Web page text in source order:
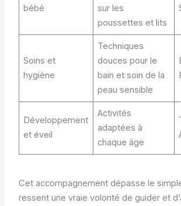
bébé
sur les
poussettes et lits
Soins et
hygiène
Techniques
douces pour le
bain et soin de la
peau sensible
Développement
et éveil
Activités
adaptées à
chaque âge
Cet accompagnement dépasse le
ressent une vraie volonté de guider et